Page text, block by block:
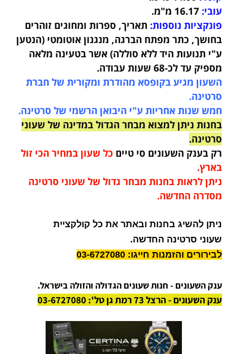
עובי: 16.17 מ"מ.
פונקציות נוספות: תאריך, ספרות ומחוגים זוהרים
בחושך, כתר מפתח הברגה, מנגנון אוטומטי (הנטען
ע"י תנועות היד ללא סוללה) אשר בטעינה מלאה
מספיק עד לכ-68 שעות עבודה
.
השעון מגיע בקופסא מהודרת ומקורית של חברת
סרטינה.
חמש שנות אחריות ע"י היבואן הרשמי של סרטינה.
בחנות ניתן למצוא מבחר הגדול במדינה של שעוני
סרטינה.
רק בענק השעונים סי טיים כל שעון במחיר הכי זול
בארץ.
ניתן לראות בחנות מבחר גדול של שעוני סרטינה
מסדרה החדשה.
ניתן להשיג בחנות ובאתר את כל קולקציית
שעוני סרטינה החדשה.
לבירורים והזמנות חייגו: 03-6727080
ענק השעונים - חנות שעונים הגדולה והזולה בישראל.
ענק השעונים - הרצל 73 רמת גן טל': 03-6727080